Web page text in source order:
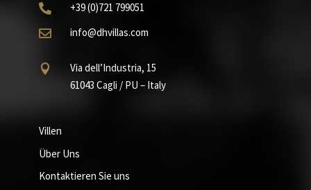
 +39(0)721 799051
 info@dhvillas.com

Via dell’Industria, 15
61043 Cagli / PU – Italy
Villen
Über Uns
Kontaktieren Sie uns